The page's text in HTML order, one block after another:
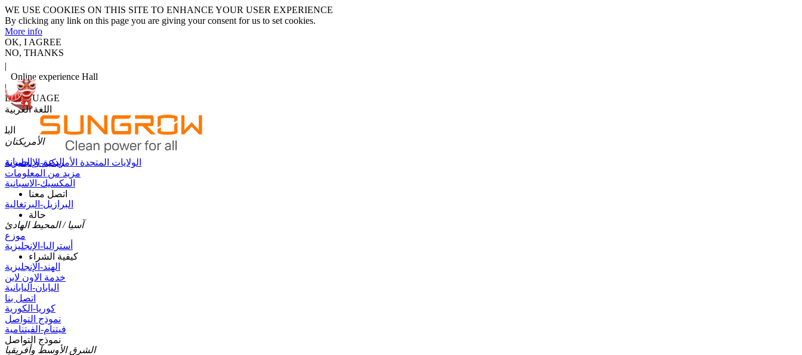
WE USE COOKIES ON THIS SITE TO ENHANCE YOUR USER EXPERIENCE
By clicking any link on this page you are giving your consent for us to set cookies.
More info
OK, I AGREE
NO, THANKS
|
Online experience Hall
|
LANGUAGE
اللغة العربية
اﻟﺑﻠ
الأمريكتان
الولايات المتحدة الأمريكية-الإنجليزية
المكسيك-الاسبانية
البرازيل-البرتغالية
آسيا / المحيط الهادئ
أستراليا-الإنجليزية
الهند-الإنجليزية
اليابان-اليابانية
كوريا-الكورية
فيتنام-الفيتنامية
الشرق الأوسط وأفريقيا
الدعم و الصيانة
مزيد من المعلومات
اتصل معنا
حالة
موزع
كيفية الشراء
خدمة الاون لاين
اتصل بنا
نموذج التواصل
نموذج التواصل